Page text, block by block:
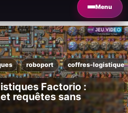
Menu
roboport coffres-logistiques
Factorio :
requêtes sans